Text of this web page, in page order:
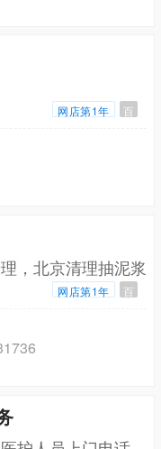
网店第1年 百
，北京清理抽泥浆
网店第1年 百